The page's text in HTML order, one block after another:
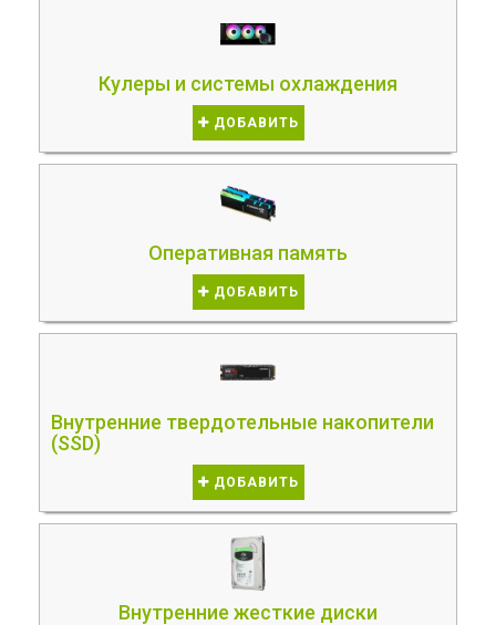
Кулеры и системы охлаждения
ДОБАВИТЬ
Оперативная память
ДОБАВИТЬ
Внутренние твердотельные накопители
(SSD)
ДОБАВИТЬ
Внутренние жесткие диски